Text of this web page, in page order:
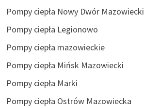
Pompy ciepła Nowy Dwór Mazowiecki
Pompy ciepła Legionowo
Pompy ciepła mazowieckie
Pompy ciepła Mińsk Mazowiecki
Pompy ciepła Marki
Pompy ciepła Ostrów Mazowiecka